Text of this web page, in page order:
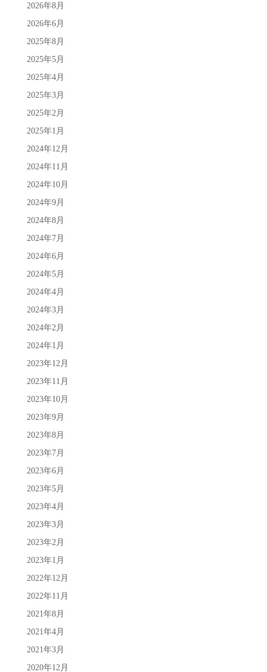
2026年8月
2026年6月
2025年8月
2025年5月
2025年4月
2025年3月
2025年2月
2025年1月
2024年12月
2024年11月
2024年10月
2024年9月
2024年8月
2024年7月
2024年6月
2024年5月
2024年4月
2024年3月
2024年2月
2024年1月
2023年12月
2023年11月
2023年10月
2023年9月
2023年8月
2023年7月
2023年6月
2023年5月
2023年4月
2023年3月
2023年2月
2023年1月
2022年12月
2022年11月
2021年8月
2021年4月
2021年3月
2020年12月